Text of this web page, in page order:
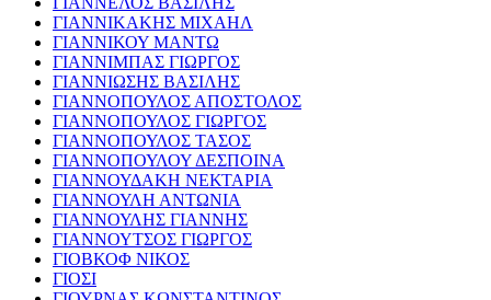
ΓΙΑΝΝΙΚΑΚΗΣ ΜΙΧΑΗΛ
ΓΙΑΝΝΙΚΟΥ ΜΑΝΤΩ
ΓΙΑΝΝΙΜΠΑΣ ΓΙΩΡΓΟΣ
ΓΙΑΝΝΙΩΣΗΣ ΒΑΣΙΛΗΣ
ΓΙΑΝΝΟΠΟΥΛΟΣ ΑΠΟΣΤΟΛΟΣ
ΓΙΑΝΝΟΠΟΥΛΟΣ ΓΙΩΡΓΟΣ
ΓΙΑΝΝΟΠΟΥΛΟΣ ΤΑΣΟΣ
ΓΙΑΝΝΟΠΟΥΛΟΥ ΔΕΣΠΟΙΝΑ
ΓΙΑΝΝΟΥΔΑΚΗ ΝΕΚΤΑΡΙΑ
ΓΙΑΝΝΟΥΛΗ ΑΝΤΩΝΙΑ
ΓΙΑΝΝΟΥΛΗΣ ΓΙΑΝΝΗΣ
ΓΙΑΝΝΟΥΤΣΟΣ ΓΙΩΡΓΟΣ
ΓΙΟΒΚΟΦ ΝΙΚΟΣ
ΓΙΟΣΙ